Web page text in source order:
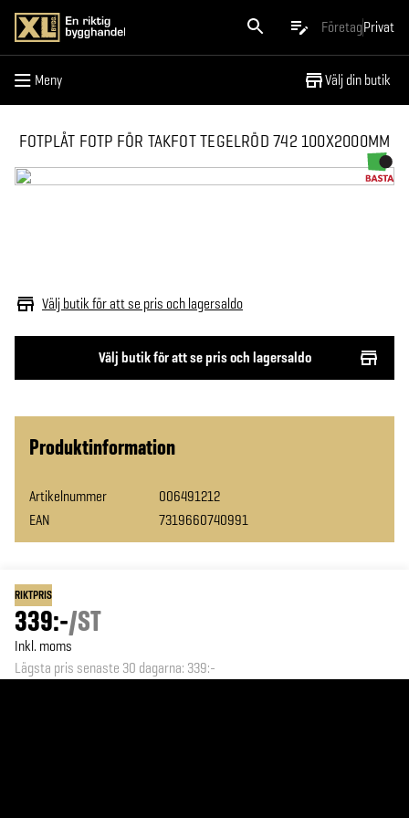
FöretagPrivat
Meny Välj din butik
Meny
FOTPLÅT FOTP FÖR TAKFOT TEGELRÖD 742 100X2000MM
Välj butik för att se pris och lagersaldo
Välj butik för att se pris och lagersaldo
Produktinformation
Artikelnummer
006491212
EAN
7319660740991
RIKTPRIS
339:-/ST
Inkl. moms
Lägsta pris senaste 30 dagarna: 339:-